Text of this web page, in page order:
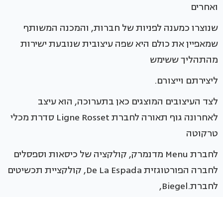
ואחרים
שנוצרו כמענה לפניות של חברות, והמכנה המשותף
שמאפיין את כולם היא שפה עיצובית שנובעת ישירות
מהתהליך ששימש
ליצירתם וייצורם.
לצד העיצובים המוצגים כאן בתערוכה, הוא עיצב
לאחרונה גוף תאורה לחברת Ligne Rosset סדרת מכלי
טרקוטה
לחברת Menu מדנמרק, קולקציה של כיסאות וספסלים
לחברה הפורטוגזית De La Espada, קולקציית תכשיטים
לחברת.Biegel,